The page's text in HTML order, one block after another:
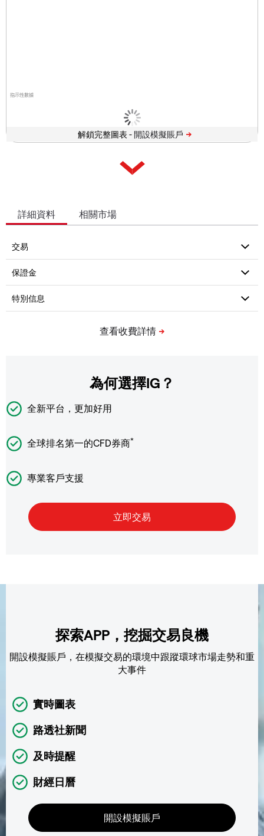
指示性數據
解鎖完整圖表 -
詳細資料 相關市場
為何選擇IG？
全新平台，更加好用
全球排名第一的CFD券商*
專業客戶支援
探索APP，挖掘交易良機
開設模擬賬戶，在模擬交易的環境中跟蹤環球市場走勢和重
大事件
實時圖表
路透社新聞
及時提醒
財經日曆